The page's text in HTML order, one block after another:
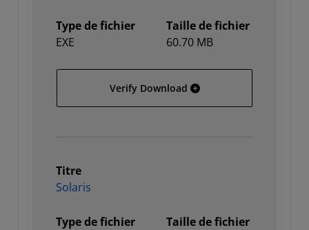
Type de fichier
EXE
Taille de fichier
60.70 MB
Verify Download Windows
Titre
Solaris
Type de fichier
Taille de fichier